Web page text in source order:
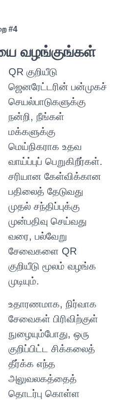
#4
வழங்குங்கள்
QR குறியீடு
ஜெனரேட்டரின் பன்முகச்
செயல்பாடுகளுக்கு
நன்றி, நீங்கள்
மக்களுக்கு
மெய்நிகராக உதவ
வாய்ப்புப் பெறுகிறீர்கள்.
சரியான கேள்விக்கான
பதிலைத் தேடுவது
முதல் சந்திப்புக்கு
முன்பதிவு செய்வது
வரை, பல்வேறு
சேவைகளை QR
குறியீடு மூலம் வழங்க
முடியும்.
உதாரணமாக, நிர்வாக
சேவைகள் பிரிவிற்குள்
நுழையும்போது, ​​ஒரு
குறிப்பிட்ட சிக்கலைத்
தீர்க்க எந்த
அலுவலகத்தைத்
தொடர்பு கொள்ள